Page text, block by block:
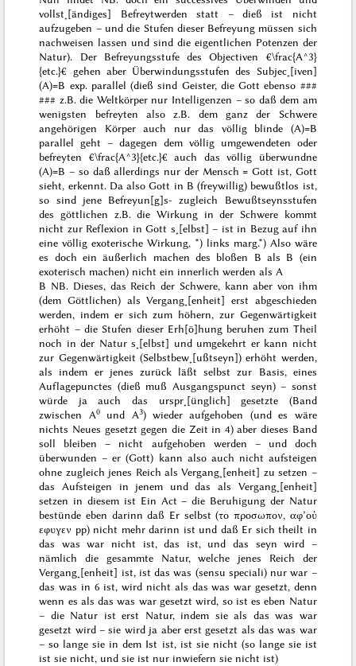
vollst˖[ändiges] Befreytwerden statt – dieß ist nicht
aufzugeben – und die Stufen dieser Befreyung müssen sich
nachweisen lassen und sind die eigentlichen Potenzen der
Natur). Der Befreyungsstufe des Objectiven €\frac{A^3}
{etc.}€ gehen aber Überwindungsstufen des Subjec˖[iven]
(A)=B exp. parallel (dieß sind Geister, die Gott ebenso ###
### z.B. die Weltkörper nur Intelligenzen – so daß dem am
wenigsten befreyten also z.B. dem ganz der Schwere
angehörigen Körper auch nur das völlig blinde (A)=B
parallel geht – dagegen dem völlig umgewendeten oder
befreyten €\frac{A^3}{etc.}€ auch das völlig überwundne
(A)=B – so daß allerdings nur der Mensch = Gott ist, Gott
sieht, erkennt. Da also Gott in B (freywillig) bewußtlos ist,
so sind jene Befreyun[g]s- zugleich Bewußtseynsstufen
des göttlichen z.B. die Wirkung in der Schwere kommt
nicht zur Reflexion in Gott s˖[elbst] – ist in Bezug auf ihn
eine völlig exoterische Wirkung, *) links marg.*) Also wäre
es doch einäußerlich machen des bloßen B als B (ein
exoterisch machen) nicht ein innerlich werden als A
B NB. Dieses, das Reich der Schwere, kann aber von ihm
(dem Göttlichen) als Vergang˖[enheit] erst abgeschieden
werden, indem er sich zum höhern, zur Gegenwärtigkeit
erhöht – die Stufen dieser Erh[ö]hung beruhen zum Theil
noch in der Natur s˖[elbst] und umgekehrt er kann nicht
zur Gegenwärtigkeit (Selbstbew˖[ußtseyn])erhöht werden,
als indem er jenes zurück läßt selbst zur Basis, eines
Auflagepunctes (dieß muß Ausgangspunct seyn) – sonst
würde ja auch das urspr˖[ünglich] gesetzte (Band
zwischen A0und A3) wieder aufgehoben (und es wäre
nichts Neues gesetzt gegen die Zeit in 4) aberdieses Band
soll bleiben – nicht aufgehoben werden – und doch
überwunden – er (Gott) kann also auch nicht aufsteigen
ohne zugleich jenes Reich alsVergang˖[enheit] zu setzen –
das Aufsteigen in jenem und das als Vergang˖[enheit]
setzen in diesem ist Ein Act – die Beruhigung der Natur
bestünde eben darinn daß Er selbst (το προσωπον, αφ’οὑ
εφυγεν pp) nicht mehr darinn ist und daß Er sich theilt in
das waswar nicht ist,das ist, und das seyn wird –
nämlich die gesammte Natur, welche jenes Reich der
Vergang˖[enheit] ist, ist das was (sensu speciali) nurwar –
das was in 6 ist, wird nicht als das waswar gesetzt, denn
wenn es als das was wargesetzt wird, so ist es eben Natur
– die Natur ist erst Natur, indem sieals das was war
gesetzt wird – sie wird ja aber erstgesetzt als das was war
– so lange sie in dem Ist ist, ist sie nicht (so lange sie ist
ist sie nicht, und sie ist nur inwiefern sie nicht ist)